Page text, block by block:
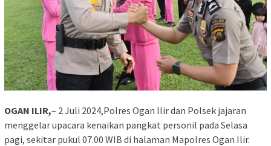
OGAN ILIR,– 2 Juli 2024,Polres Ogan Ilir dan Polsek jajaran
menggelar upacara kenaikan pangkat personil pada Selasa
pagi, sekitar pukul 07.00 WIB di halaman Mapolres Ogan Ilir.